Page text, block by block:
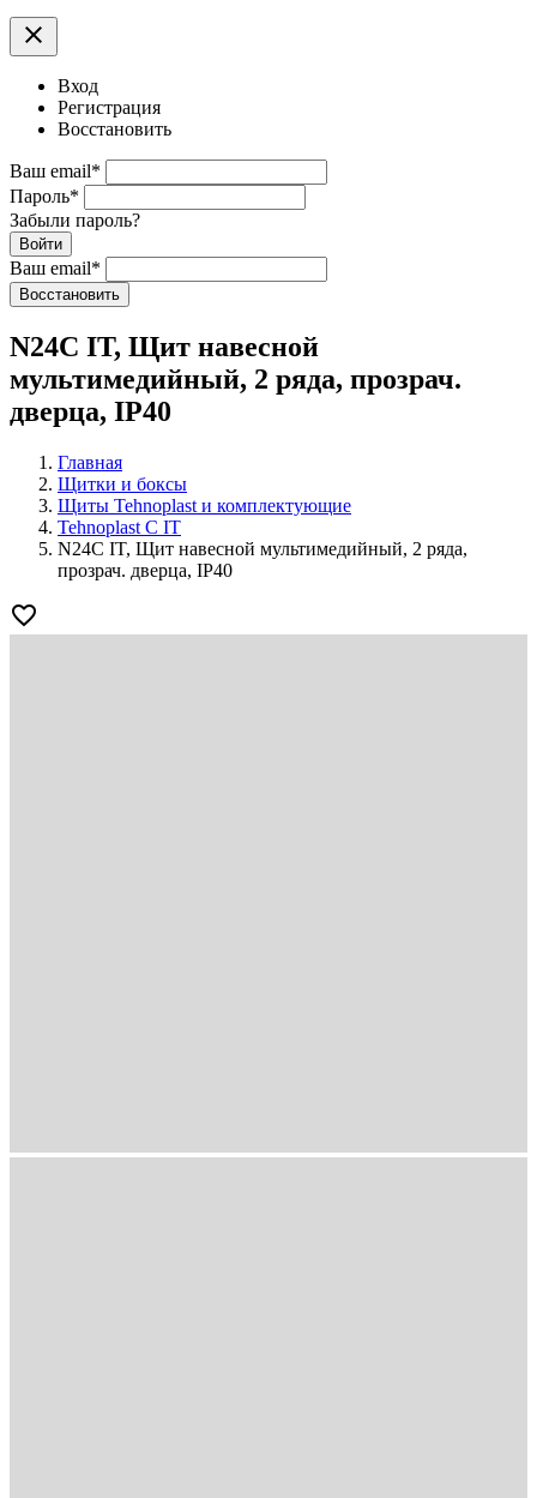
clear
Вход
Регистрация
Восстановить
Ваш email*
Пароль*
Забыли пароль?
Войти
Ваш email*
Воcстановить
N24C IT, Щит навесной
мультимедийный, 2 ряда, прозрач.
дверца, IP40
Главная
Щитки и боксы
Щиты Tehnoplast и комплектующие
Tehnoplast C IT
N24C IT, Щит навесной мультимедийный, 2 ряда,
прозрач. дверца, IP40
favorite_border